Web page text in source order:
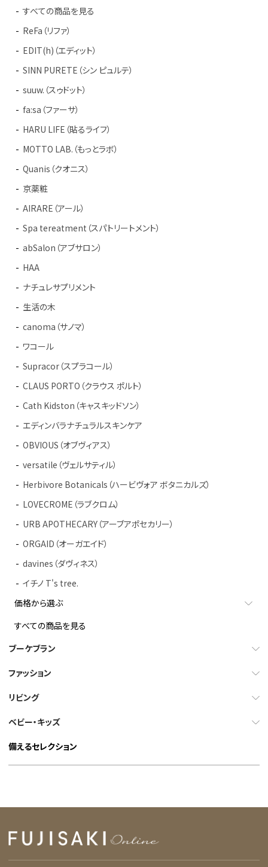
すべての商品を見る
ReFa（リファ）
EDIT(h)（エディット）
SINN PURETE（シン ピュルテ）
suuw.（スゥドット）
fa:sa（ファーサ）
HARU LIFE（貼るライフ）
MOTTO LAB.（もっとラボ）
Quanis（クオニス）
京薬粧
AIRARE（アール）
Spa tereatment（スパトリートメント）
abSalon（アブサロン）
HAA
ナチュレサプリメント
生活の木
canoma（サノマ）
ワコール
Supracor（スプラコール）
CLAUS PORTO（クラウス ポルト）
Cath Kidston（キャスキッドソン）
エディンバラナチュラルスキンケア
OBVIOUS（オブヴィアス）
versatile（ヴェルサティル）
Herbivore Botanicals（ハービヴォア ボタニカルズ）
LOVECROME（ラブクロム）
URB APOTHECARY（アーブアポセカリー）
ORGAID（オーガエイド）
davines（ダヴィネス）
イチノ T's tree.
価格から選ぶ
すべての商品を見る
ブーケブラン
ファッション
リビング
ベビー・キッズ
備えるセレクション